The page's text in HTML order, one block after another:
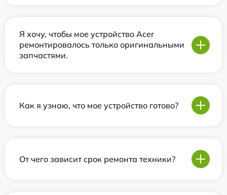
Я хочу, чтобы мое устройство Acer
ремонтировалось только оригинальными
запчастями.
Как я узнаю, что мое устройство готово?
От чего зависит срок ремонта техники?